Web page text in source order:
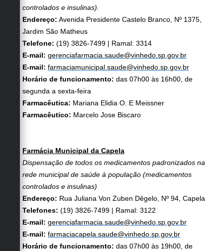
controlados e insulinas).
Endereço: Avenida Presidente Castelo Branco, Nº 1375,
Jardim São Matheus
Telefone: (19) 3826-7499 | Ramal: 3314
E-mail: gerenciafarmacia.saude@vinhedo.sp.gov.br
E-mail: farmaciamunicipal.saude@vinhedo.sp.gov.br
Horário de funcionamento: das 07h00 às 16h00, de
segunda a sexta-feira
Farmacêutica: Mariana Elidia O. E Meissner
Farmacêutico: Marcelo Jose Biscaro
Farmácia Municipal da Capela
Dispensação de todos os medicamentos padronizados na
rede municipal de saúde à população (medicamentos
controlados e insulinas)
Endereço: Rua Juliana Von Zuben Dêgelo, Nº 94, Capela
Telefones: (19) 3826-7499 | Ramal: 3122
E-mail: gerenciafarmacia.saude@vinhedo.sp.gov.br
E-mail: farmaciacapela.saude@vinhedo.sp.gov.br
Horário de funcionamento: das 07h00 às 19h00, de